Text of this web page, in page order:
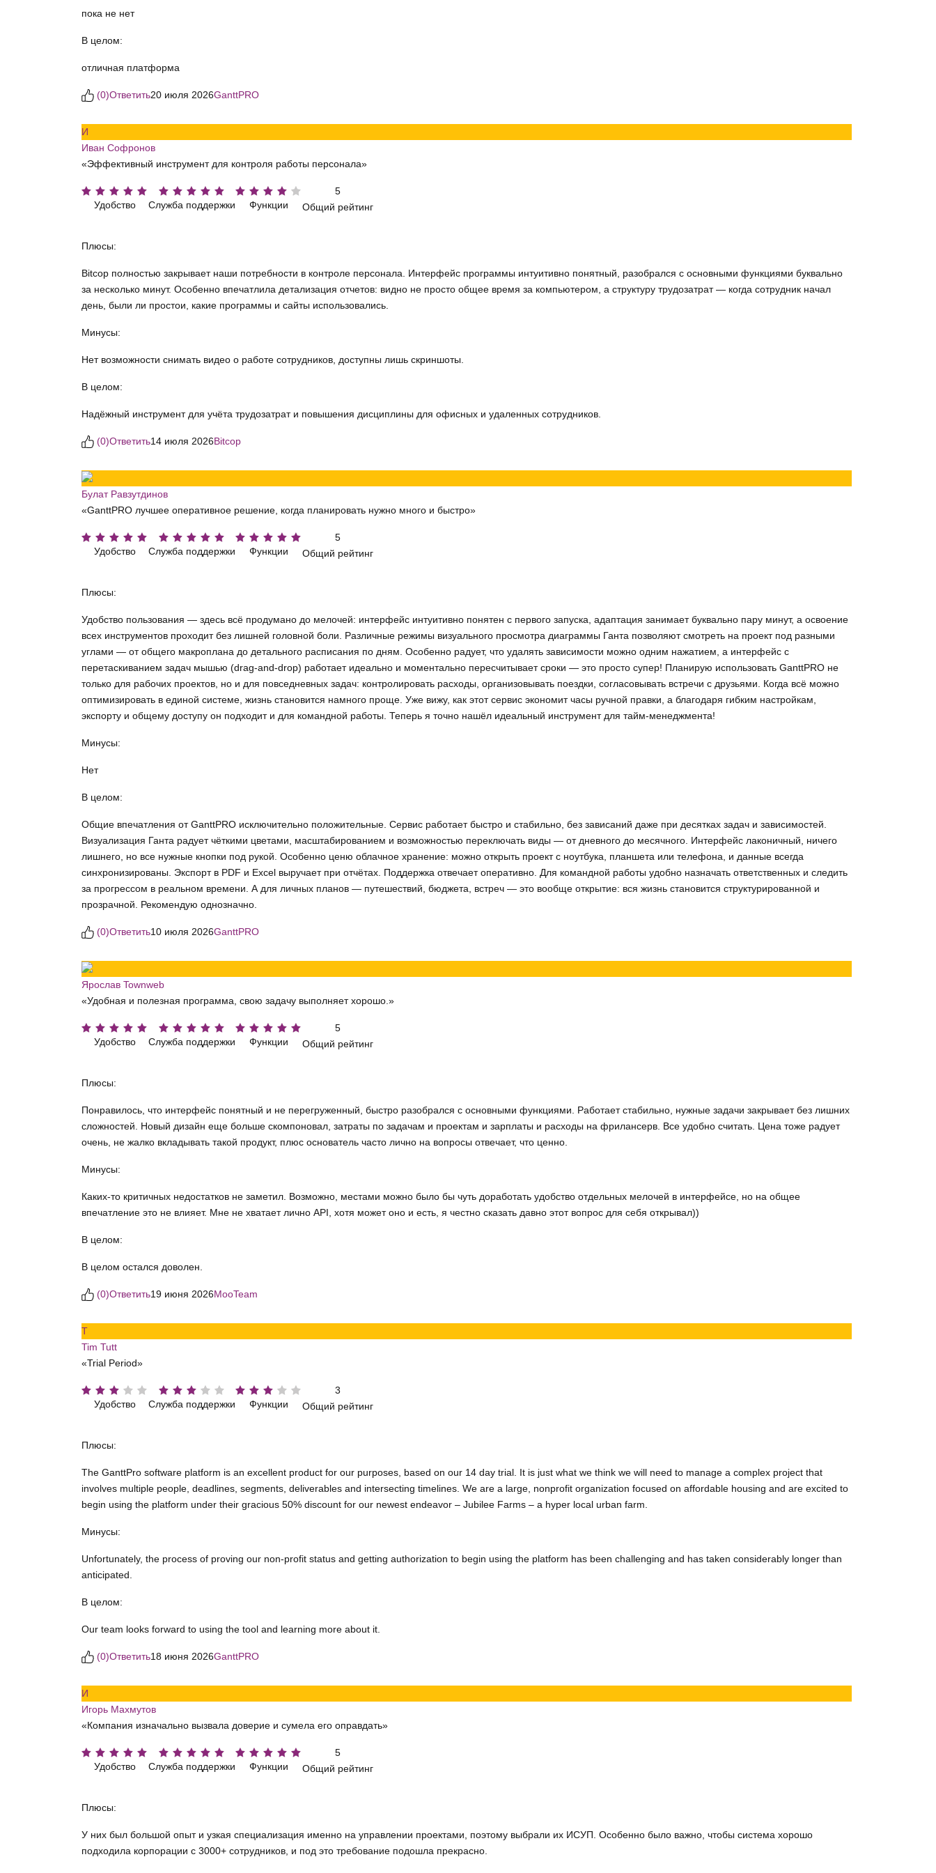
пока не нет
В целом:
отличная платформа
(0)Ответить20 июля 2026GanttPRO
И
Иван Софронов
«Эффективный инструмент для контроля работы персонала»
Удобство Служба поддержки Функции
5
Общий рейтинг
Плюсы:
Bitcop полностью закрывает наши потребности в контроле персонала. Интерфейс программы интуитивно понятный, разобрался с основными функциями буквально
за несколько минут. Особенно впечатлила детализация отчетов: видно не просто общее время за компьютером, а структуру трудозатрат — когда сотрудник начал
день, были ли простои, какие программы и сайты использовались.
Минусы:
Нет возможности снимать видео о работе сотрудников, доступны лишь скриншоты.
В целом:
Надёжный инструмент для учёта трудозатрат и повышения дисциплины для офисных и удаленных сотрудников.
(0)Ответить14 июля 2026Bitcop
Булат Равзутдинов
«GanttPRO лучшее оперативное решение, когда планировать нужно много и быстро»
Удобство Служба поддержки Функции
5
Общий рейтинг
Плюсы:
Удобство пользования — здесь всё продумано до мелочей: интерфейс интуитивно понятен с первого запуска, адаптация занимает буквально пару минут, а освоение
всех инструментов проходит без лишней головной боли. Различные режимы визуального просмотра диаграммы Ганта позволяют смотреть на проект под разными
углами — от общего макроплана до детального расписания по дням. Особенно радует, что удалять зависимости можно одним нажатием, а интерфейс с
перетаскиванием задач мышью (drag‑and‑drop) работает идеально и моментально пересчитывает сроки — это просто супер! Планирую использовать GanttPRO не
только для рабочих проектов, но и для повседневных задач: контролировать расходы, организовывать поездки, согласовывать встречи с друзьями. Когда всё можно
оптимизировать в единой системе, жизнь становится намного проще. Уже вижу, как этот сервис экономит часы ручной правки, а благодаря гибким настройкам,
экспорту и общему доступу он подходит и для командной работы. Теперь я точно нашёл идеальный инструмент для тайм-менеджмента!
Минусы:
Нет
В целом:
Общие впечатления от GanttPRO исключительно положительные. Сервис работает быстро и стабильно, без зависаний даже при десятках задач и зависимостей.
Визуализация Ганта радует чёткими цветами, масштабированием и возможностью переключать виды — от дневного до месячного. Интерфейс лаконичный, ничего
лишнего, но все нужные кнопки под рукой. Особенно ценю облачное хранение: можно открыть проект с ноутбука, планшета или телефона, и данные всегда
синхронизированы. Экспорт в PDF и Excel выручает при отчётах. Поддержка отвечает оперативно. Для командной работы удобно назначать ответственных и следить
за прогрессом в реальном времени. А для личных планов — путешествий, бюджета, встреч — это вообще открытие: вся жизнь становится структурированной и
прозрачной. Рекомендую однозначно.
(0)Ответить10 июля 2026GanttPRO
Ярослав Townweb
«Удобная и полезная программа, свою задачу выполняет хорошо.»
Удобство Служба поддержки Функции
5
Общий рейтинг
Плюсы:
Понравилось, что интерфейс понятный и не перегруженный, быстро разобрался с основными функциями. Работает стабильно, нужные задачи закрывает без лишних
сложностей. Новый дизайн еще больше скомпоновал, затраты по задачам и проектам и зарплаты и расходы на фрилансерв. Все удобно считать. Цена тоже радует
очень, не жалко вкладывать такой продукт, плюс основатель часто лично на вопросы отвечает, что ценно.
Минусы:
Каких-то критичных недостатков не заметил. Возможно, местами можно было бы чуть доработать удобство отдельных мелочей в интерфейсе, но на общее
впечатление это не влияет. Мне не хватает лично API, хотя может оно и есть, я честно сказать давно этот вопрос для себя открывал))
В целом:
В целом остался доволен.
(0)Ответить19 июня 2026MooTeam
T
Tim Tutt
«Trial Period»
Удобство Служба поддержки Функции
3
Общий рейтинг
Плюсы:
The GanttPro software platform is an excellent product for our purposes, based on our 14 day trial. It is just what we think we will need to manage a complex project that
involves multiple people, deadlines, segments, deliverables and intersecting timelines. We are a large, nonprofit organization focused on affordable housing and are excited to
begin using the platform under their gracious 50% discount for our newest endeavor – Jubilee Farms – a hyper local urban farm.
Минусы:
Unfortunately, the process of proving our non-profit status and getting authorization to begin using the platform has been challenging and has taken considerably longer than
anticipated.
В целом:
Our team looks forward to using the tool and learning more about it.
(0)Ответить18 июня 2026GanttPRO
И
Игорь Махмутов
«Компания изначально вызвала доверие и сумела его оправдать»
Удобство Служба поддержки Функции
5
Общий рейтинг
Плюсы:
У них был большой опыт и узкая специализация именно на управлении проектами, поэтому выбрали их ИСУП. Особенно было важно, чтобы система хорошо
подходила корпорации с 3000+ сотрудников, и под это требование подошла прекрасно.